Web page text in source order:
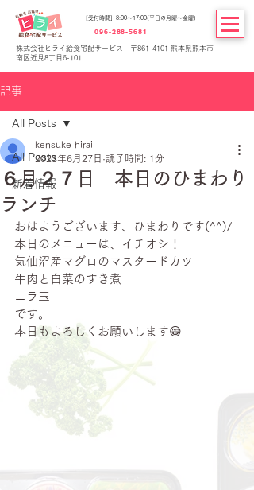
[受付時間] 8:00～17:00(平日の月曜～金曜)
096-288-5681
株式会社ヒライ給食宅配サービス 〒861-4101 熊本県熊本市
南区近見8丁目6-101
記事
All Posts
新着情報
All Posts
６月２７日 本日のひまわり
ランチ
kensuke hirai
2023年6月27日 読了時間: 1分
おはようございます、ひまわりです(^^)/
本日のメニューは、イチオシ！
気仙沼産マグロのマスタードカツ
牛肉と白菜のすき煮
ニラ玉
です。
本日もよろしくお願いします😁